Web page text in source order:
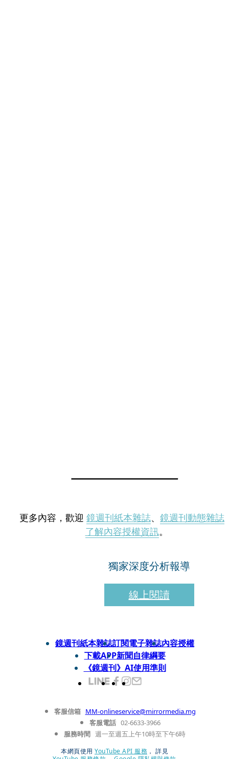
更多內容，歡迎 鏡週刊紙本雜誌、 鏡週刊動態雜誌
了解內容授權資訊。
獨家深度分析報導
線上閱讀
鏡週刊紙本雜誌訂閱電子雜誌內容授權
下載APP新聞自律綱要
《鏡週刊》AI使用準則
客服信箱 MM-onlineservice@mirrormedia.mg
客服電話 02-6633-3966
服務時間 週一至週五上午10時至下午6時
本網頁使用 YouTube API 服務 ， 詳見